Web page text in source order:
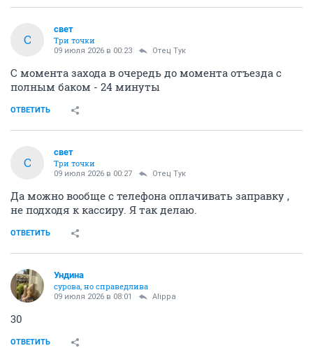
С
свет
Три точки
09 июля 2026 в 00:23 Отец Тук
С момента захода в очередь до момента отъезда с
полным баком - 24 минуты
ОТВЕТИТЬ
С
свет
Три точки
09 июля 2026 в 00:27 Отец Тук
Да можно вообще с телефона оплачивать заправку ,
не подходя к кассиру. Я так делаю.
ОТВЕТИТЬ
Ундинa
сурова, но справедлива
09 июля 2026 в 08:01 Alippa
30
ОТВЕТИТЬ